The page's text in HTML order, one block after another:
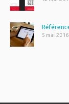
5 mai 2016